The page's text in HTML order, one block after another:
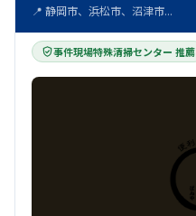
📍 静岡市、浜松市、沼津市...
事件現場特殊清掃センター 推薦